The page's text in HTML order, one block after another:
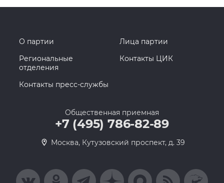
О партии
Лица партии
Региональные
отделения
Контакты ЦИК
Контакты пресс-службы
Общественная приемная
+7 (495) 786-82-89
Москва, Кутузовский проспект, д. 39